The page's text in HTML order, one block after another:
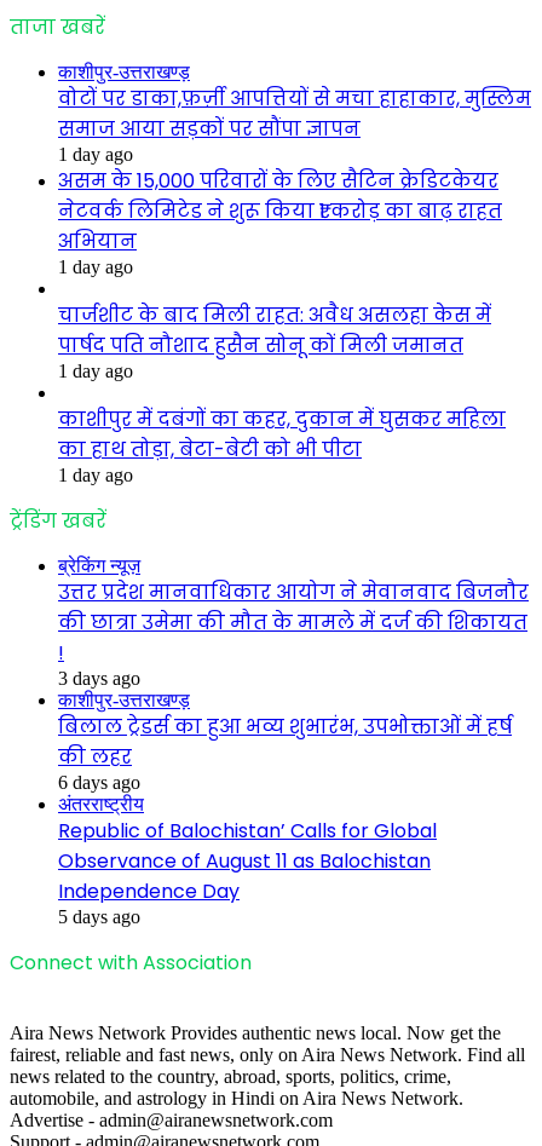
ताजा खबरें
काशीपुर-उत्तराखण्ड़
वोटों पर डाका,फ़र्ज़ी आपत्तियों से मचा हाहाकार, मुस्लिम
समाज आया सड़कों पर सौंपा ज्ञापन
1 day ago
असम के 15,000 परिवारों के लिए सैटिन क्रेडिटकेयर
नेटवर्क लिमिटेड ने शुरू किया ₹1 करोड़ का बाढ़ राहत
अभियान
1 day ago
चार्जशीट के बाद मिली राहत: अवैध असलहा केस में
पार्षद पति नौशाद हुसैन सोनू कों मिली जमानत
1 day ago
काशीपुर में दबंगों का कहर, दुकान में घुसकर महिला
का हाथ तोड़ा, बेटा-बेटी को भी पीटा
1 day ago
ट्रेंडिंग खबरें
ब्रेकिंग न्यूज़
उत्तर प्रदेश मानवाधिकार आयोग ने मेवानवाद बिजनौर
की छात्रा उमेमा की मौत के मामले में दर्ज की शिकायत
!
3 days ago
काशीपुर-उत्तराखण्ड़
बिलाल ट्रेडर्स का हुआ भव्य शुभारंभ, उपभोक्ताओं में हर्ष
की लहर
6 days ago
अंतरराष्ट्रीय
Republic of Balochistan’ Calls for Global
Observance of August 11 as Balochistan
Independence Day
5 days ago
Connect with Association
Aira News Network Provides authentic news local. Now get the
fairest, reliable and fast news, only on Aira News Network. Find all
news related to the country, abroad, sports, politics, crime,
automobile, and astrology in Hindi on Aira News Network.
Advertise - admin@airanewsnetwork.com
Support - admin@airanewsnetwork.com